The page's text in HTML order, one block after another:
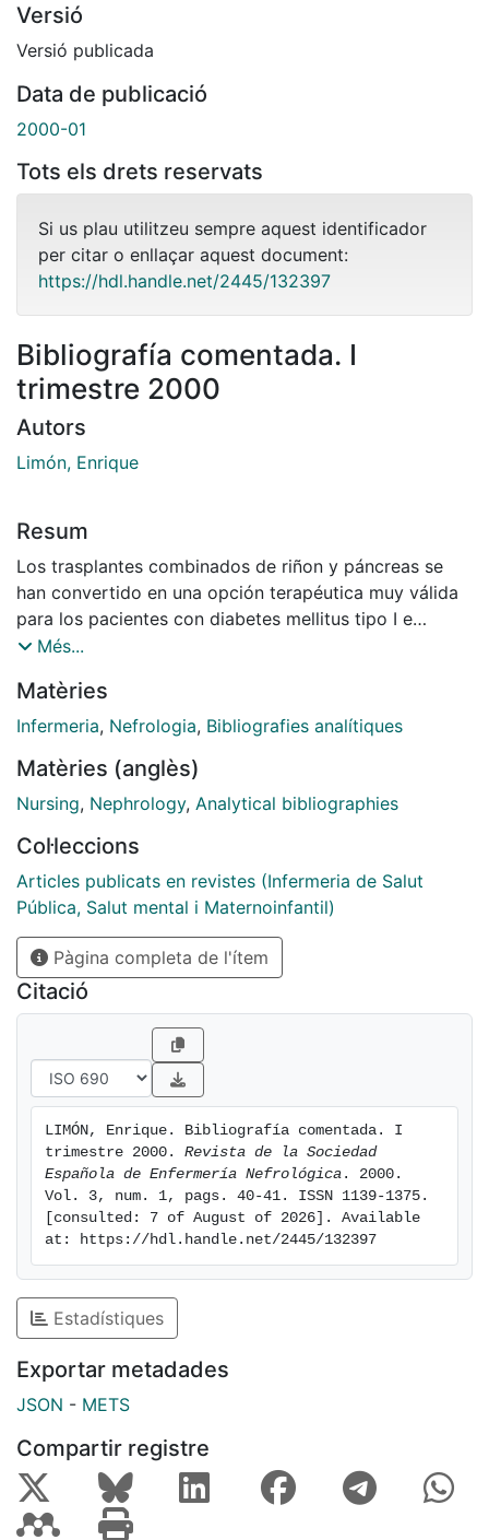
Versió
Versió publicada
Data de publicació
2000-01
Tots els drets reservats
Si us plau utilitzeu sempre aquest identificador
per citar o enllaçar aquest document:
https://hdl.handle.net/2445/132397
Bibliografía comentada. I
trimestre 2000
Autors
Limón, Enrique
Resum
Los trasplantes combinados de riñon y páncreas se
han convertido en una opción terapéutica muy válida
para los pacientes con diabetes mellitus tipo I e
insuficiencia renal terminal. La finalidad es conseguir
conseguir una mejora en la calidad de vida...
Més...
Matèries
Infermeria, Nefrologia, Bibliografies analítiques
Matèries (anglès)
Nursing, Nephrology, Analytical bibliographies
Col·leccions
Articles publicats en revistes (Infermeria de Salut
Pública, Salut mental i Maternoinfantil)
Pàgina completa de l'ítem
Citació
LIMÓN, Enrique. Bibliografía comentada. I
trimestre 2000. Revista de la Sociedad
Española de Enfermería Nefrológica . 2000.
Vol. 3, num. 1, pags. 40-41. ISSN 1139-1375.
[consulted: 7 of August of 2026]. Available
at: https://hdl.handle.net/2445/132397
Estadístiques
Exportar metadades
JSON - METS
Compartir registre